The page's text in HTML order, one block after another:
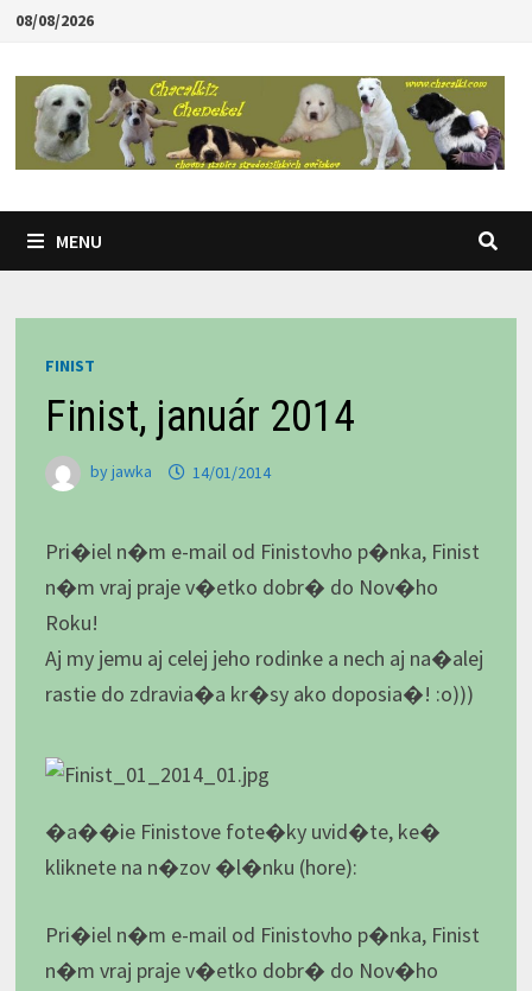
Skip
content
08/08/2026
MENU
FINIST
Finist, január 2014
byjawka 14/01/2014
Pri�iel n�m e-mail od Finistovho p�nka, Finist
n�m vraj praje v�etko dobr� do Nov�ho
Roku!
Aj my jemu aj celej jeho rodinke a nech aj na�alej
rastie do zdravia�a kr�sy ako doposia�! :o)))
�a��ie Finistove fote�ky uvid�te, ke�
kliknete na n�zov �l�nku (hore):
Pri�iel n�m e-mail od Finistovho p�nka, Finist
n�m vraj praje v�etko dobr� do Nov�ho